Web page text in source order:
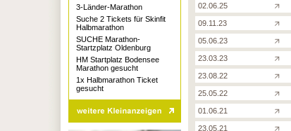
02.06.25
09.11.23
05.06.23
23.03.23
23.08.22
25.05.22
01.06.21
23.05.21
3-Länder-Marathon
Suche 2 Tickets für Skinfit
Halbmarathon
SUCHE Marathon-
Startzplatz Oldenburg
HM Startplatz Bodensee
Marathon gesucht
1x Halbmarathon Ticket
gesucht